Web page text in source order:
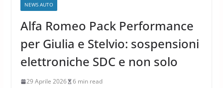
NEWS AUTO
Alfa Romeo Pack Performance
per Giulia e Stelvio: sospensioni
elettroniche SDC e non solo
29 Aprile 2026 6 min read